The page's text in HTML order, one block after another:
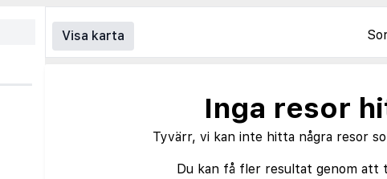
Visa karta
Inga resor
Tyvärr, vi kan inte hitta några resor
Du kan få fler resultat genom att